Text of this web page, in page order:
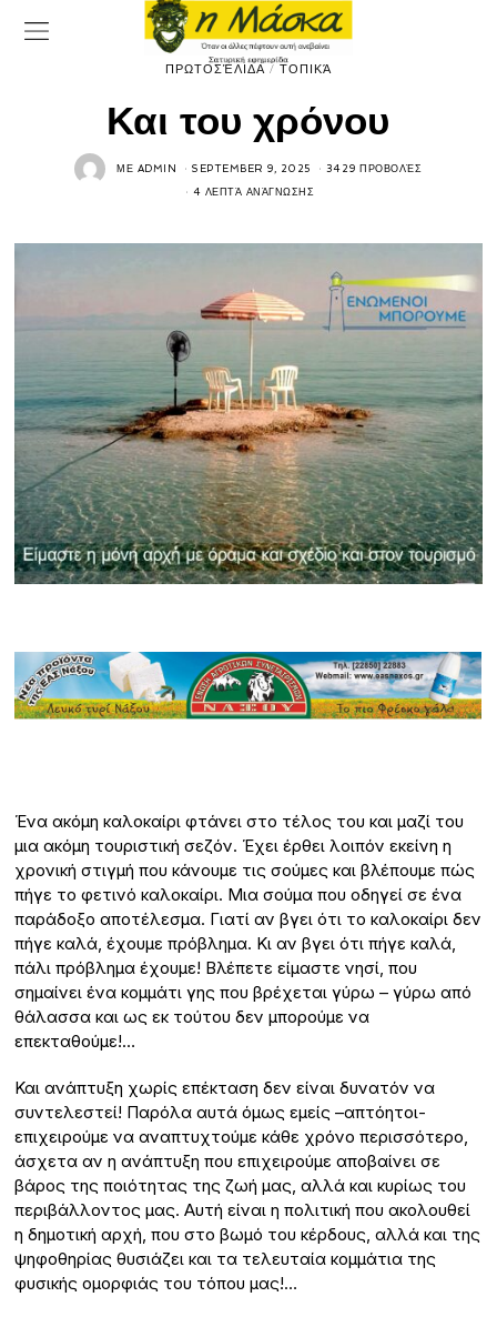
ΠΡΩΤΟΣΈΛΙΔΑ / ΤΟΠΙΚΆ
Και του χρόνου
ΜΕ ADMIN SEPTEMBER 9, 2025 3429 ΠΡΟΒΟΛΈΣ
4 ΛΕΠΤΆ ΑΝΆΓΝΩΣΗΣ
Ένα ακόμη καλοκαίρι φτάνει στο τέλος του και μαζί του
μια ακόμη τουριστική σεζόν. Έχει έρθει λοιπόν εκείνη η
χρονική στιγμή που κάνουμε τις σούμες και βλέπουμε πώς
πήγε το φετινό καλοκαίρι. Μια σούμα που οδηγεί σε ένα
παράδοξο αποτέλεσμα. Γιατί αν βγει ότι το καλοκαίρι δεν
πήγε καλά, έχουμε πρόβλημα. Κι αν βγει ότι πήγε καλά,
πάλι πρόβλημα έχουμε! Βλέπετε είμαστε νησί, που
σημαίνει ένα κομμάτι γης που βρέχεται γύρω – γύρω από
θάλασσα και ως εκ τούτου δεν μπορούμε να
επεκταθούμε!…
Και ανάπτυξη χωρίς επέκταση δεν είναι δυνατόν να
συντελεστεί! Παρόλα αυτά όμως εμείς –απτόητοι-
επιχειρούμε να αναπτυχτούμε κάθε χρόνο περισσότερο,
άσχετα αν η ανάπτυξη που επιχειρούμε αποβαίνει σε
βάρος της ποιότητας της ζωή μας, αλλά και κυρίως του
περιβάλλοντος μας. Αυτή είναι η πολιτική που ακολουθεί
η δημοτική αρχή, που στο βωμό του κέρδους, αλλά και της
ψηφοθηρίας θυσιάζει και τα τελευταία κομμάτια της
φυσικής ομορφιάς του τόπου μας!…